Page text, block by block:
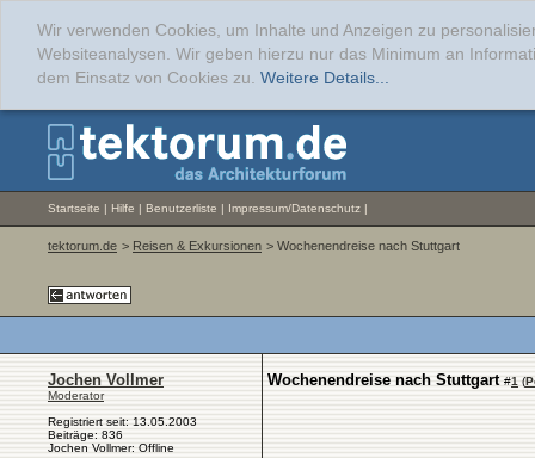
Wir verwenden Cookies, um Inhalte und Anzeigen zu
Websiteanalysen. Wir geben hierzu nur das Minimum an
dem Einsatz von Cookies zu. Weitere Details...
Startseite | Hilfe | Benutzerliste | Impressum/Datenschutz |
tektorum.de > Reisen & Exkursionen > Wochenendreise nach Stuttgart
Jochen Vollmer
Moderator
Registriert seit: 13.05.2003
Beiträge: 836
Jochen Vollmer: Offline
Wochenendreise nach Stuttgart #1 (